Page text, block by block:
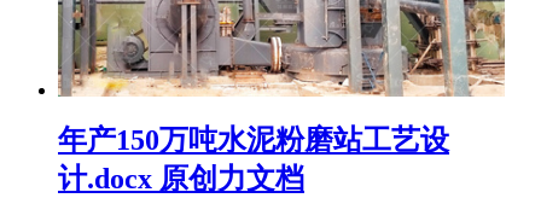
年产150万吨水泥粉磨站工艺设
计.docx 原创力文档